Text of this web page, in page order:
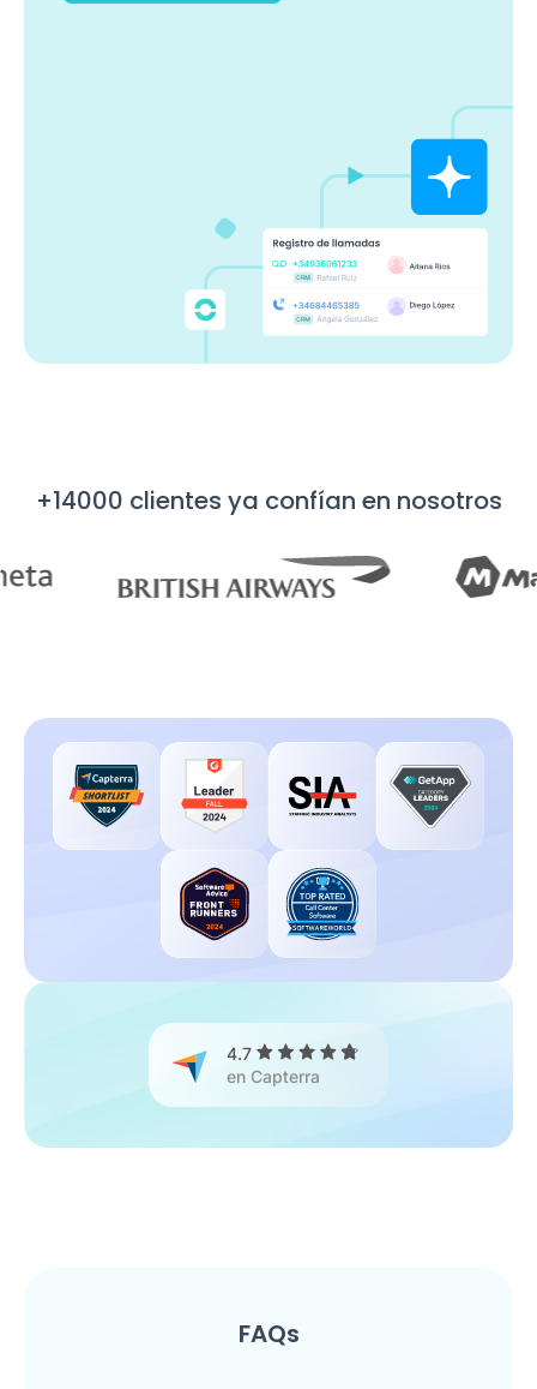
+14000 clientes ya confían en nosotros
4.7
en Capterra
FAQs